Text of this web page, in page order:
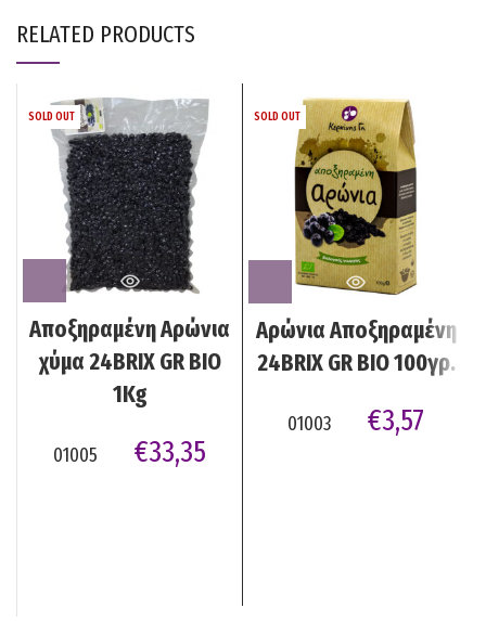
RELATED PRODUCTS
SOLD OUT
Αποξηραμένη Αρώνια
χύμα 24BRIX GR BIO
1Kg
01005 €33,35
SOLD OUT
Αρώνια Αποξηραμένη
24BRIX GR BIO 100γρ.
01003 €3,57